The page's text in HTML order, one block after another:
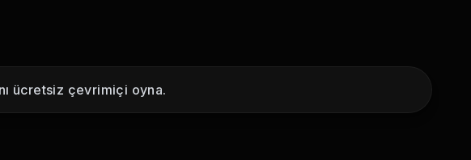
ücretsiz çevrimiçi oyna.